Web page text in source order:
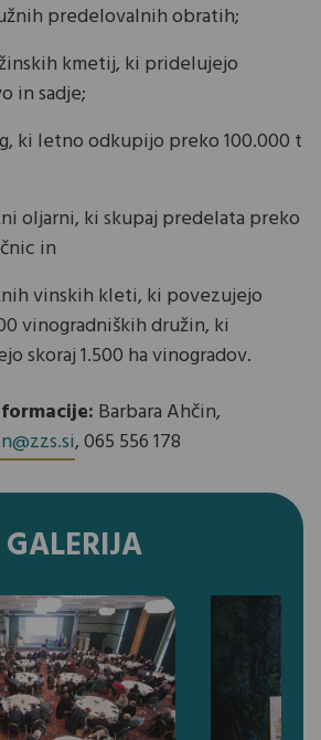
predelovalnih obratih;
kmetij, ki pridelujejo
in sadje;
ki letno odkupijo preko 100.000 t
oljarni, ki skupaj predelata preko
in
vinskih kleti, ki povezujejo
vinogradniških družin, ki
skoraj 1.500 ha vinogradov.
Barbara Ahčin,
, 065 556 178
GALERIJA